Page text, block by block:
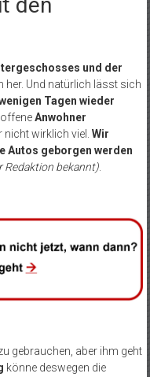
und der
her. Und natürlich lässt sich
Tagen wieder
Anwohner
nicht wirklich viel. Wir
Autos geborgen werden
Redaktion bekannt).
gebrauchen, aber ihm geht
könne deswegen die